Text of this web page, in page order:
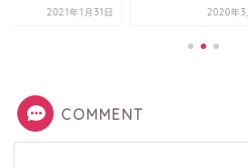
2021年1月31日 2020年3
COMMENT